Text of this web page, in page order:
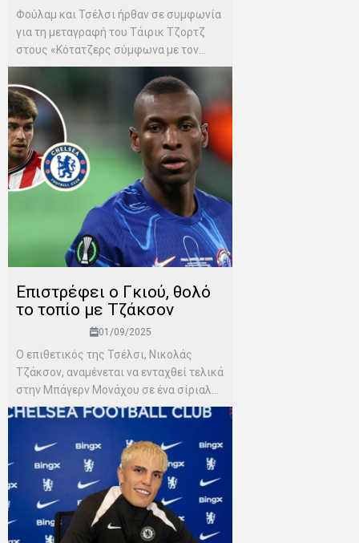
Φούλαμ και Τσέλσι ήρθαν σε συμφωνία
για τη μεταγραφή του Τάιρικ Τζορτζ
στους «Κότατζερς σύμφωνα με τον...
Επιστρέφει ο Γκιού, θολό
το τοπίο με Τζάκσον
01/09/2025
Ο επιθετικός της Τσέλσι, Νικολάς
Τζάκσον, αναμένεται να ενταχθεί τελικά
στην Μπάγερν Μονάχου σε ένα σίριαλ...